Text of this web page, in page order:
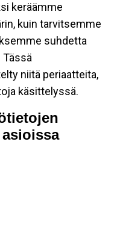
keräämme
kuin tarvitsemme
suhdetta
niitä periaatteita,
käsittelyssä.